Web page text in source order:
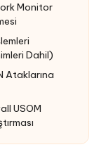
Monitor
Dahil)
Ataklarına
USOM